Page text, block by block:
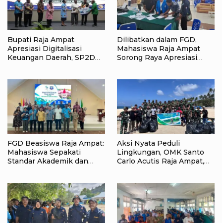
Bupati Raja Ampat
Apresiasi Digitalisasi
Keuangan Daerah, SP2D
Dilibatkan dalam FGD,
Mahasiswa Raja Ampat
Sorong Raya Apresiasi
FGD Beasiswa Raja Ampat:
Mahasiswa Sepakati
Standar Akademik dan
Aksi Nyata Peduli
Lingkungan, OMK Santo
Carlo Acutis Raja Ampat,